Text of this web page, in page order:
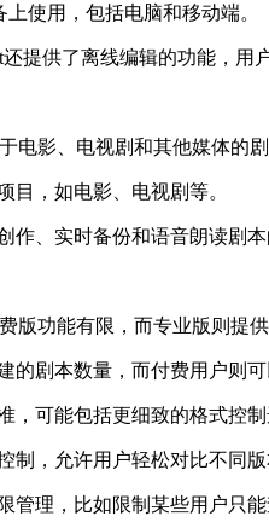
使用，包括电脑和移动端。
提供了离线编辑的功能，
电影、电视剧和其他媒体的
目，如电影、电视剧等。
作、实时备份和语音朗读剧本
版功能有限，而专业版则提
的剧本数量，而付费用户则
，可能包括更细致的格式控制
制，允许用户轻松对比不同
管理，比如限制某些用户只能